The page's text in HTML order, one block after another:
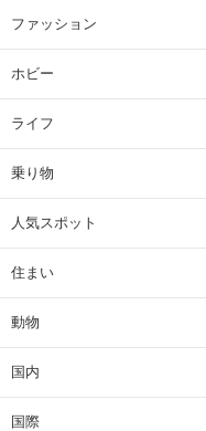
ファッション
ホビー
ライフ
乗り物
人気スポット
住まい
動物
国内
国際